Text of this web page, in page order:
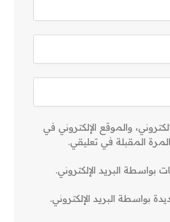
والموقع الإلكتروني في
المقبلة في تعليقي.
بواسطة البريد الإلكتروني.
بواسطة البريد الإلكتروني.